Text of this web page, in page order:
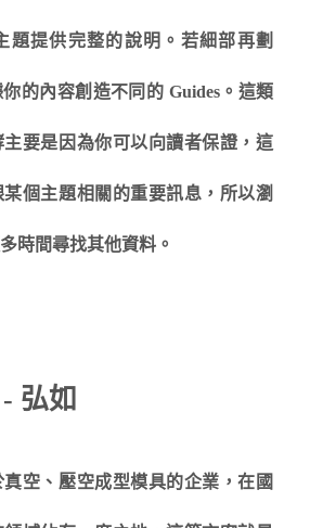
題提供完整的說明。若細部再劃
的內容創造不同的 Guides。這類
要是因為你可以向讀者保證，這
個主題相關的重要訊息，所以瀏
時間尋找其他資料。
弘如
空、壓空成型模具的企業，在國